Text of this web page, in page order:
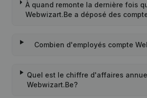
À quand remonte la dernière fois
Webwizart.Be a déposé des
Combien d'employés compte
Quel est le chiffre d'affaires
Webwizart.Be?